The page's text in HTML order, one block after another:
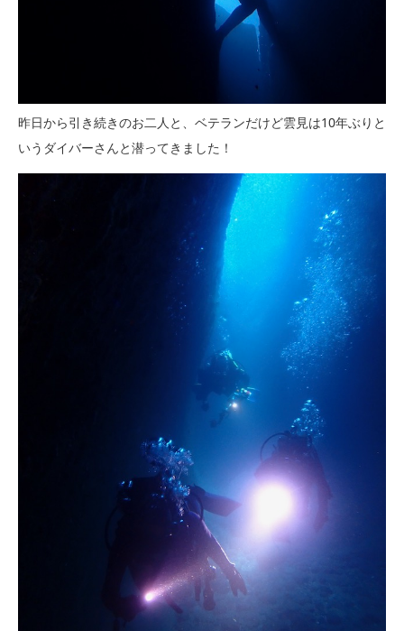
昨日から引き続きのお二人と、ベテランだけど雲見は10年ぶりと
いうダイバーさんと潜ってきました！